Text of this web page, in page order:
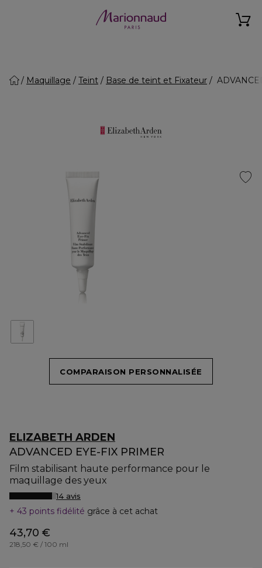
Maquillage Teint Base de teint et Fixateur
COMPARAISON PERSONNALISÉE
ELIZABETH ARDEN
ADVANCED EYE-FIX PRIMER
Film stabilisant haute performance pour le
maquillage des yeux
14 avis
43 points fidélité grâce à cet achat
43,70 €
218,50 € / 100 ml